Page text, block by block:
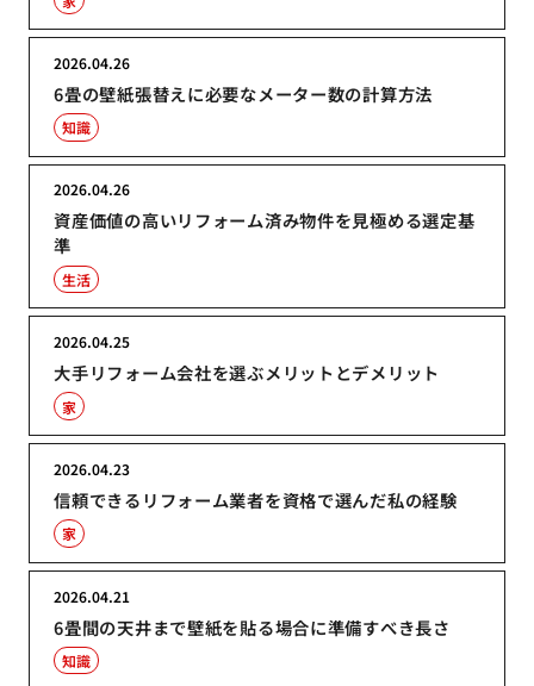
6畳の壁紙張替えに必要なメーター数の計算方法
2026.04.26
知識
資産価値の高いリフォーム済み物件を見極める選定基
準
2026.04.26
生活
大手リフォーム会社を選ぶメリットとデメリット
2026.04.25
家
信頼できるリフォーム業者を資格で選んだ私の経験
2026.04.23
家
6畳間の天井まで壁紙を貼る場合に準備すべき長さ
2026.04.21
知識